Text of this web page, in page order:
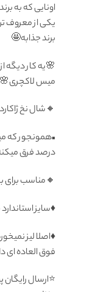
اونایی که به
یکی از معروف
برند جذابه🤩
🌸یه کار دیگه
میس لاکچری🌸
🔸شال نخ
درصد فرق
🔸مناسب برای
♦️سايز استاندارد
♦️اصلا لیز
فوق العاده ای
⭐️ارسال رایگان